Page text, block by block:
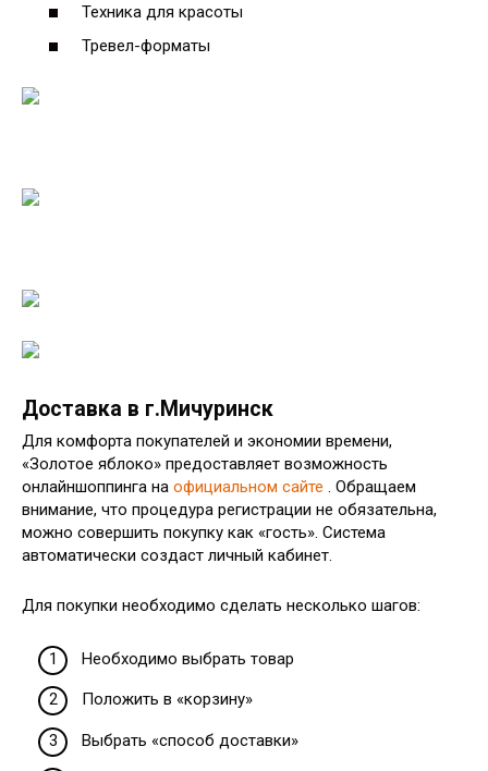
Техника для красоты
Тревел-форматы
Доставка в г.Мичуринск
Для комфорта покупателей и экономии времени,
«Золотое яблоко» предоставляет возможность
онлайншоппинга на официальном сайте . Обращаем
внимание, что процедура регистрации не обязательна,
можно совершить покупку как «гость». Система
автоматически создаст личный кабинет.
Для покупки необходимо сделать несколько шагов:
Необходимо выбрать товар
Положить в «корзину»
Выбрать «способ доставки»